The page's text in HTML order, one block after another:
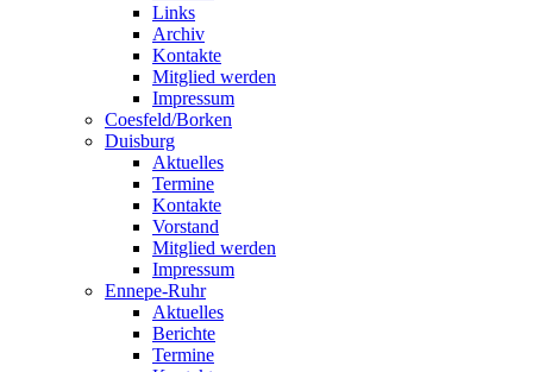
Links
Archiv
Kontakte
Mitglied werden
Impressum
Coesfeld/Borken
Duisburg
Aktuelles
Termine
Kontakte
Vorstand
Mitglied werden
Impressum
Ennepe-Ruhr
Aktuelles
Berichte
Termine